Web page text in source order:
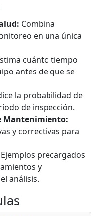
Combina
en una única
cuánto tiempo
antes de que se
la probabilidad de
de inspección.
Mantenimiento:
y correctivas para
Ejemplos precargados
y
análisis.